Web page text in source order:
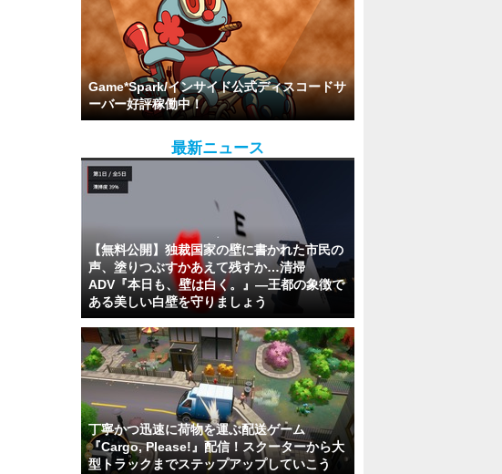
Game*Spark/インサイド公式ディスコードサ
ーバー好評稼働中！
最新ニュース
【無料公開】独裁国家の壁に書かれた市民の
声、塗りつぶすかあえて残すか…清掃
ADV『本日も、壁は白く。』―王都の象徴で
ある美しい白壁を守りましょう
丁寧かつ迅速に荷物を運ぶ配送ゲーム
『Cargo, Please!』配信！スクーターから大
型トラックまでステップアップしていこう